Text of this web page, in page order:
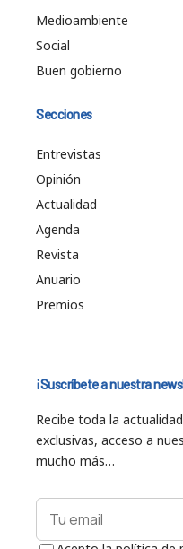
Medioambiente
Social
Buen gobierno
Secciones
Entrevistas
Opinión
Actualidad
Agenda
Revista
Anuario
Premios
¡Suscríbete a nuestra
Recibe toda la
exclusivas, acceso a
mucho más…